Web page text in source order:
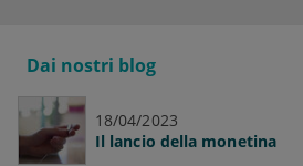
Dai nostri blog
18/04/2023
Il lancio della monetina